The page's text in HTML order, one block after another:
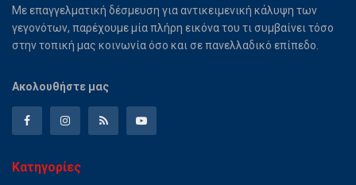
Με επαγγελματική δέσμευση για αντικειμενική κάλυψη των
γεγονότων, παρέχουμε μία πλήρη εικόνα του τι συμβαίνει τόσο
στην τοπική μας κοινωνία όσο και σε πανελλαδικό επίπεδο.
Ακολουθήστε μας
Κατηγορίες